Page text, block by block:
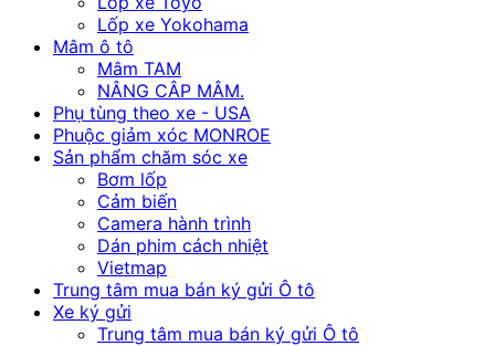
Lốp xe Yokohama
Mâm ô tô
Mâm TAM
NÂNG CÂP MÂM.
Phụ tùng theo xe - USA
Phuộc giảm xóc MONROE
Sản phẩm chăm sóc xe
Bơm lốp
Cảm biến
Camera hành trình
Dán phim cách nhiệt
Vietmap
Trung tâm mua bán ký gửi Ô tô
Xe ký gửi
Trung tâm mua bán ký gửi Ô tô